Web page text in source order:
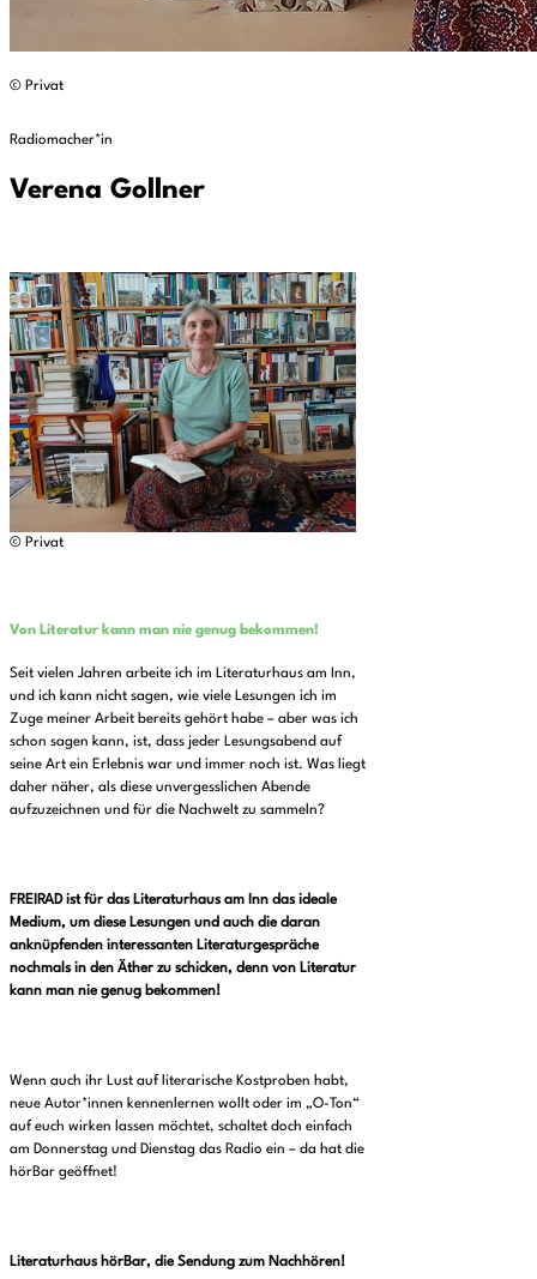
© Privat
Radiomacher*in
Verena Gollner
© Privat
Von Literatur kann man nie genug bekommen!
Seit vielen Jahren arbeite ich im Literaturhaus am Inn,
und ich kann nicht sagen, wie viele Lesungen ich im
Zuge meiner Arbeit bereits gehört habe – aber was ich
schon sagen kann, ist, dass jeder Lesungsabend auf
seine Art ein Erlebnis war und immer noch ist. Was liegt
daher näher, als diese unvergesslichen Abende
aufzuzeichnen und für die Nachwelt zu sammeln?
FREIRAD ist für das Literaturhaus am Inn das ideale
Medium, um diese Lesungen und auch die daran
anknüpfenden interessanten Literaturgespräche
nochmals in den Äther zu schicken, denn von Literatur
kann man nie genug bekommen!
Wenn auch ihr Lust auf literarische Kostproben habt,
neue Autor*innen kennenlernen wollt oder im „O-Ton“
auf euch wirken lassen möchtet, schaltet doch einfach
am Donnerstag und Dienstag das Radio ein – da hat die
hörBar geöffnet!
Literaturhaus hörBar, die Sendung zum Nachhören!